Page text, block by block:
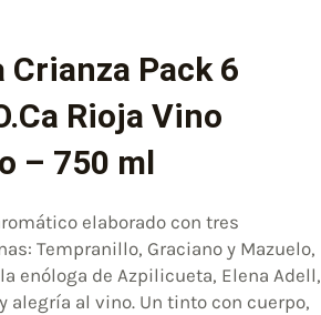
Pack 6
Rioja Vino
– 750 ml
elaborado con tres
Tempranillo, Graciano y Mazuelo,
enóloga de Azpilicueta, Elena Adell,
alegría al vino. Un tinto con cuerpo,